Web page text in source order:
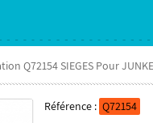
Q72154 SIEGES Pour
Référence : Q72154